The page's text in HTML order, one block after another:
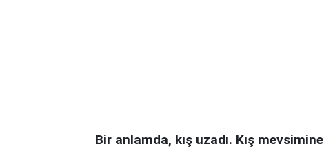
Bir anlamda, kış uzadı. Kış